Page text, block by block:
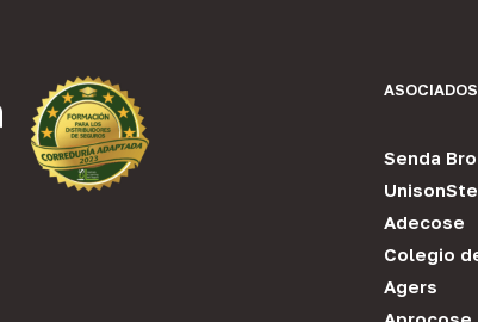
Senda
Adecose
Colegio
Agers